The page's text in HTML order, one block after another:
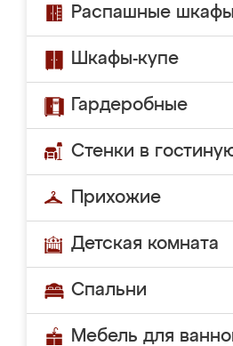
Распашные шкафы
Шкафы-купе
Гардеробные
Стенки в
Прихожие
Детская комната
Спальни
Мебель для